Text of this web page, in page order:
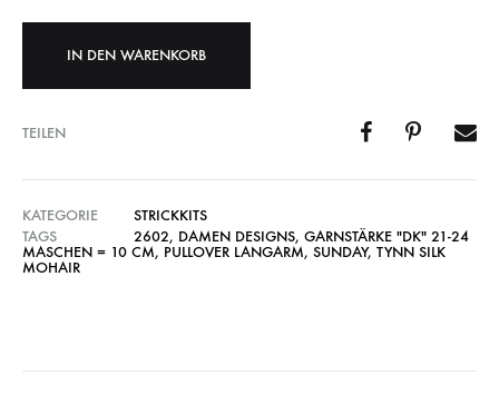
IN DEN WARENKORB
TEILEN
KATEGORIE
STRICKKITS
TAGS
2602, DAMEN DESIGNS, GARNSTÄRKE "DK" 21-24
MASCHEN = 10 CM, PULLOVER LANGARM, SUNDAY, TYNN SILK
MOHAIR